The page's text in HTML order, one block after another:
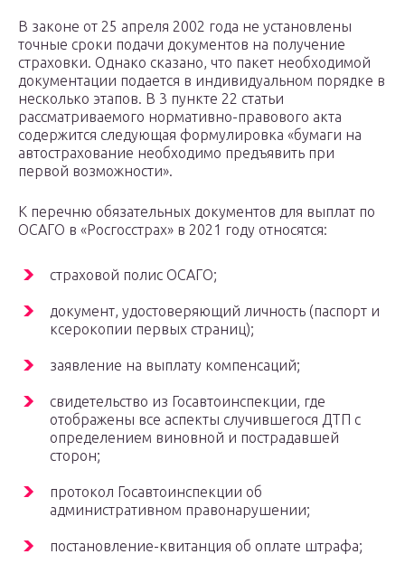
В законе от 25 апреля 2002 года не установлены
точные сроки подачи документов на получение
страховки. Однако сказано, что пакет необходимой
документации подается в индивидуальном порядке в
несколько этапов. В 3 пункте 22 статьи
рассматриваемого нормативно-правового акта
содержится следующая формулировка «бумаги на
автострахование необходимо предъявить при
первой возможности».
К перечню обязательных документов для выплат по
ОСАГО в «Росгосстрах» в 2021 году относятся:
страховой полис ОСАГО;
документ, удостоверяющий личность (паспорт и
ксерокопии первых страниц);
заявление на выплату компенсаций;
свидетельство из Госавтоинспекции, где
отображены все аспекты случившегося ДТП с
определением виновной и пострадавшей
сторон;
протокол Госавтоинспекции об
административном правонарушении;
постановление-квитанция об оплате штрафа;